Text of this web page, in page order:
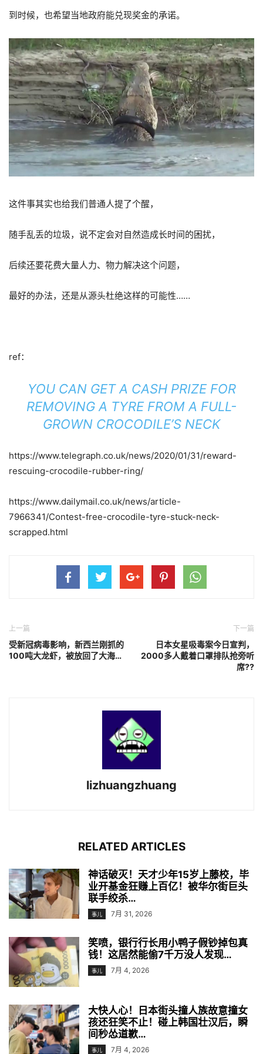
到时候，也希望当地政府能兑现奖金的承诺。
这件事其实也给我们普通人提了个醒，
随手乱丢的垃圾，说不定会对自然造成长时间的困扰，
后续还要花费大量人力、物力解决这个问题，
最好的办法，还是从源头杜绝这样的可能性……
ref：
YOU CAN GET A CASH PRIZE FOR
REMOVING A TYRE FROM A FULL-
GROWN CROCODILE’S NECK
https://www.telegraph.co.uk/news/2020/01/31/reward-
rescuing-crocodile-rubber-ring/
https://www.dailymail.co.uk/news/article-
7966341/Contest-free-crocodile-tyre-stuck-neck-
scrapped.html
上一篇
受新冠病毒影响，新西兰刚抓的
100吨大龙虾，被放回了大海…
下一篇
日本女星吸毒案今日宣判，
2000多人戴着口罩排队抢旁听
席??
lizhuangzhuang
RELATED ARTICLES
神话破灭！天才少年15岁上藤校，毕
业开基金狂赚上百亿！被华尔街巨头
联手绞杀…
事儿 7月 31, 2026
笑喷，银行行长用小鸭子假钞掉包真
钱！这居然能偷7千万没人发现…
事儿 7月 4, 2026
大快人心！日本街头撞人族故意撞女
孩还狂笑不止！碰上韩国壮汉后，瞬
间秒怂道歉…
事儿 7月 4, 2026